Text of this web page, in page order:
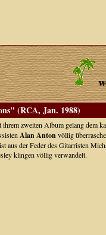
(RCA, Jan. 1988)
zweiten Album gelang dem
Alan Antonvöllig
aus der Feder des Gitarristen
klingen völlig verwandelt.